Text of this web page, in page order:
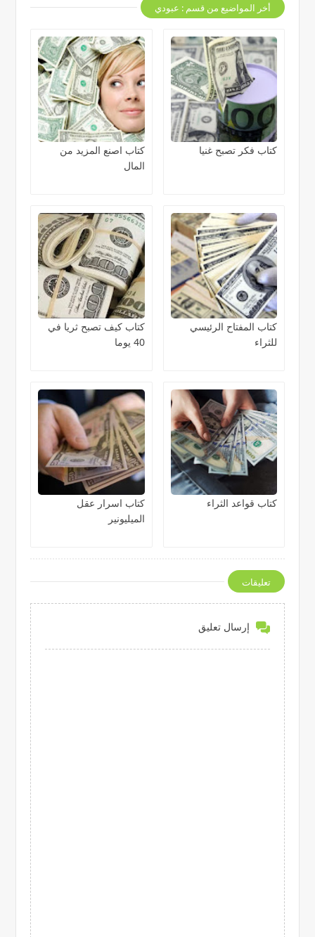
أخر المواضيع من قسم : عبودي
كتاب فكر تصبح غنيا
كتاب اصنع المزيد من
المال
كتاب المفتاح الرئيسي
للثراء
كتاب كيف تصبح ثريا في
40 يوما
كتاب قواعد الثراء
كتاب اسرار عقل
الميليونير
تعليقات
إرسال تعليق